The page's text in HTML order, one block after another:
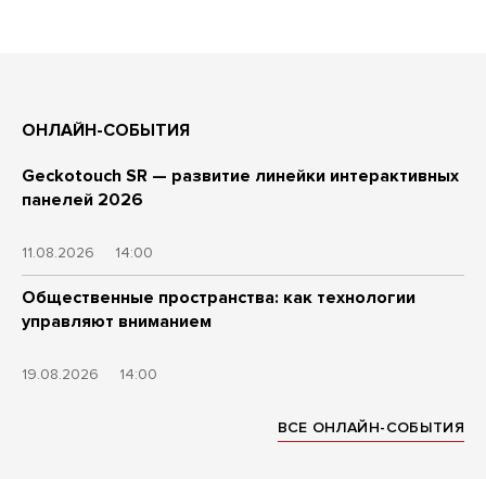
ОНЛАЙН-СОБЫТИЯ
Geckotouch SR — развитие линейки интерактивных
панелей 2026
11.08.2026 14:00
Общественные пространства: как технологии
управляют вниманием
19.08.2026 14:00
ВСЕ ОНЛАЙН-СОБЫТИЯ